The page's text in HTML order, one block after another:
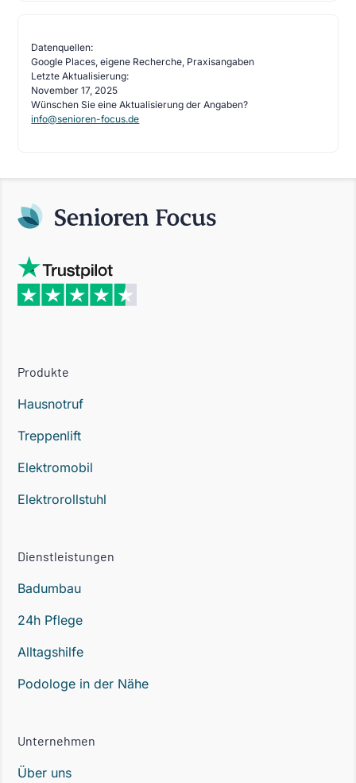
Datenquellen:
Google Places, eigene Recherche, Praxisangaben
Letzte Aktualisierung:
November 17, 2025
Wünschen Sie eine Aktualisierung der Angaben?
info@senioren-focus.de
Produkte
Hausnotruf
Treppenlift
Elektromobil
Elektrorollstuhl
Dienstleistungen
Badumbau
24h Pflege
Alltagshilfe
Podologe in der Nähe
Unternehmen
Über uns